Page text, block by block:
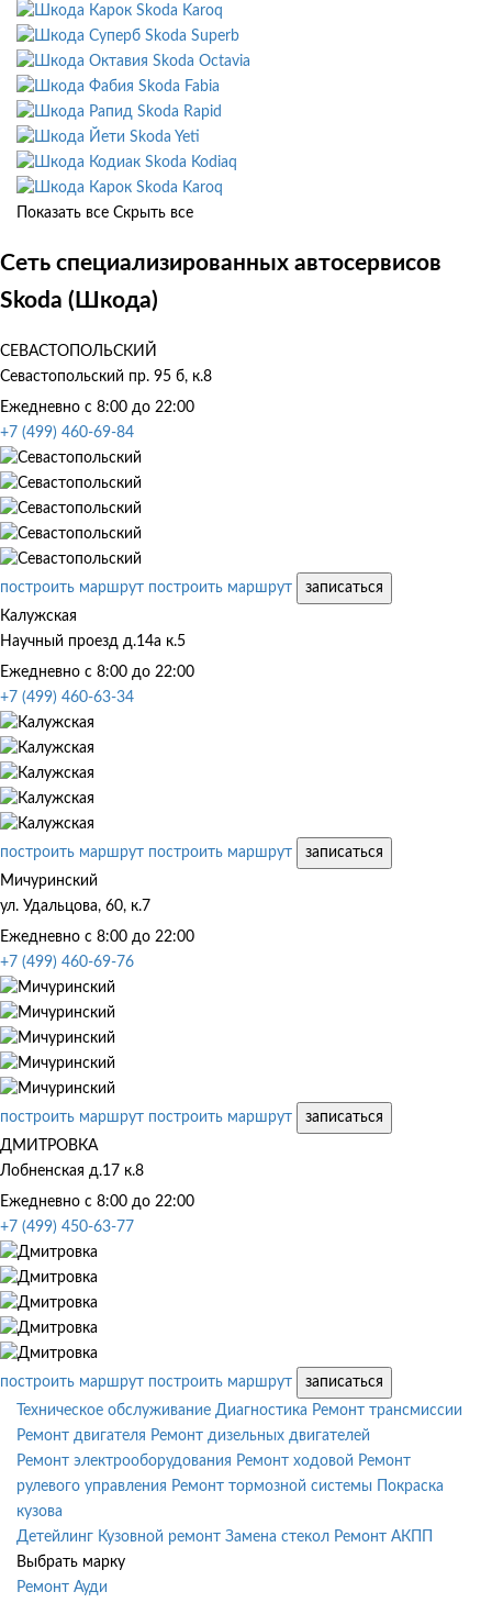
Skoda Karoq
Skoda Superb
Skoda Octavia
Skoda Fabia
Skoda Rapid
Skoda Yeti
Skoda Kodiaq
Skoda Karoq
Показать все Скрыть все
Сеть специализированных автосервисов
Skoda (Шкода)
СЕВАСТОПОЛЬСКИЙ
Севастопольский пр. 95 б, к.8
Ежедневно с 8:00 до 22:00
+7 (499) 460-69-84
построить маршрут построить маршрут
записаться
Калужская
Научный проезд д.14а к.5
Ежедневно с 8:00 до 22:00
+7 (499) 460-63-34
построить маршрут построить маршрут
записаться
Мичуринский
ул. Удальцова, 60, к.7
Ежедневно с 8:00 до 22:00
+7 (499) 460-69-76
построить маршрут построить маршрут
записаться
ДМИТРОВКА
Лобненская д.17 к.8
Ежедневно с 8:00 до 22:00
+7 (499) 450-63-77
построить маршрут построить маршрут
записаться
Техническое обслуживание Диагностика Ремонт трансмиссии
Ремонт двигателя Ремонт дизельных двигателей
Ремонт электрооборудования Ремонт ходовой Ремонт
рулевого управления Ремонт тормозной системы
Покраска
кузова
Детейлинг Кузовной ремонт Замена стекол Ремонт АКПП
Выбрать марку
Ремонт Ауди